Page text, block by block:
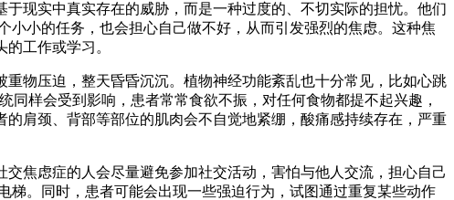
现实中真实存在的威胁，而是一种过度的、不切实际的担忧。他们
小的任务，也会担心自己做不好，从而引发强烈的焦虑。这种焦
工作或学习。​
物压迫，整天昏昏沉沉。植物神经功能紊乱也十分常见，比如心跳
样会受到影响，患者常常食欲不振，对任何食物都提不起兴趣，
肩颈、背部等部位的肌肉会不自觉地紧绷，酸痛感持续存在，严重
焦虑症的人会尽量避免参加社交活动，害怕与他人交流，担心自己
。同时，患者可能会出现一些强迫行为，试图通过重复某些动作